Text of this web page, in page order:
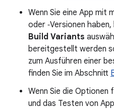
Wenn Sie eine App mit
oder ‑Versionen
Build Variants
bereitgestellt werden
zum Ausführen einer
finden Sie im Abschnitt
Wenn Sie die
und das Testen von